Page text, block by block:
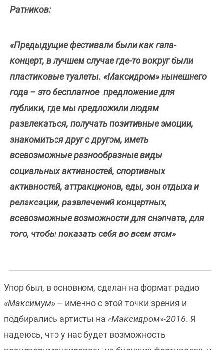
Ратников:
«Предыдущие фестивали были как гала-
концерт, в лучшем случае где-то вокруг были
пластиковые туалеты. «Максидром» нынешнего
года – это бесплатное предложение для
публики, где мы предложили людям
развлекаться, получать позитивные эмоции,
знакомиться друг с другом, иметь
всевозможные разнообразные виды
социальных активностей, спортивных
активностей, аттракционов, еды, зон отдыха и
релаксации, развлечений концертных,
всевозможные возможности для снэпчата, для
того, чтобы показать себя во всем этом»
Упор был, в основном, сделан на формат радио
«Максимум» – именно с этой точки зрения и
подбирались артисты на «Максидром»-2016. Я
надеюсь, что у нас будет возможность